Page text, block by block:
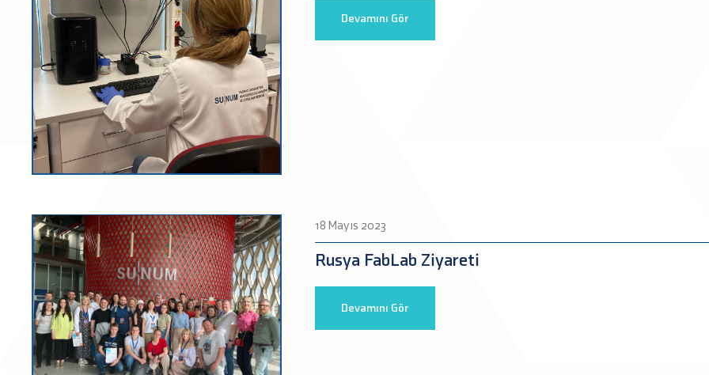
Devamını Gör
18 Mayıs 2023
Rusya FabLab Ziyareti
Devamını Gör